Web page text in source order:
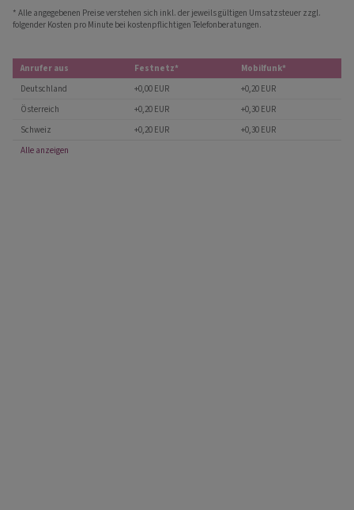
* Alle angegebenen Preise verstehen sich inkl. der jeweils gültigen Umsatzsteuer zzgl.
folgender Kosten pro Minute bei kostenpflichtigen Telefonberatungen.
Anrufer aus Festnetz*
Mobilfunk*
Deutschland
+0,00 EUR
+0,20 EUR
Österreich
+0,20 EUR
+0,30 EUR
Schweiz
+0,20 EUR
+0,30 EUR
Alle anzeigen